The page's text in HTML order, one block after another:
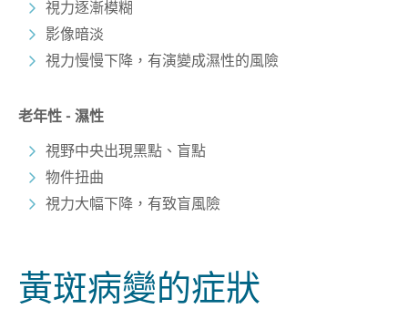
視力逐漸模糊
影像暗淡
視力慢慢下降，有演變成濕性的風險
老年性 - 濕性
視野中央出現黑點、盲點
物件扭曲
視力大幅下降，有致盲風險
黃斑病變的症狀